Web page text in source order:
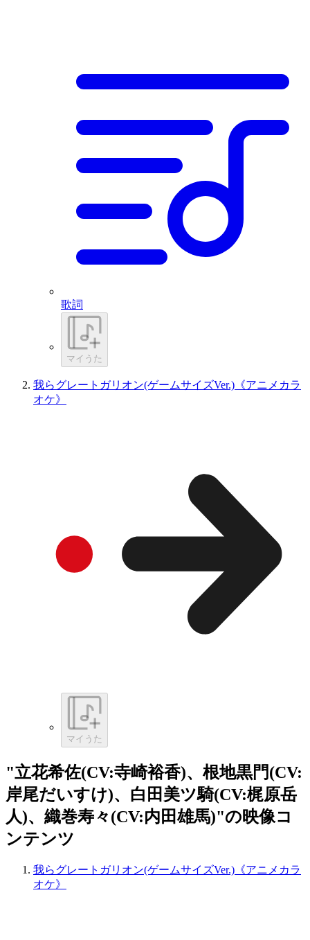
歌詞
マイうた
我らグレートガリオン(ゲームサイズVer.)《アニメカラ
オケ》
マイうた
"立花希佐(CV:寺崎裕香)、根地黒門(CV:
岸尾だいすけ)、白田美ツ騎(CV:梶原岳
人)、織巻寿々(CV:内田雄馬)"の映像コ
ンテンツ
我らグレートガリオン(ゲームサイズVer.)《アニメカラ
オケ》